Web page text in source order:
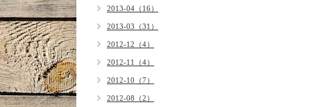
2013-04（16）
2013-03（31）
2012-12（4）
2012-11（4）
2012-10（7）
2012-08（2）